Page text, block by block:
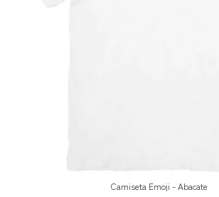
Camiseta Emoji - Abacate